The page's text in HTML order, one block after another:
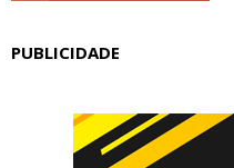
PUBLICIDADE